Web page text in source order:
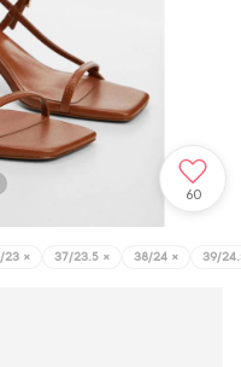
60
23 × 37/23.5 × 38/24 × 39/